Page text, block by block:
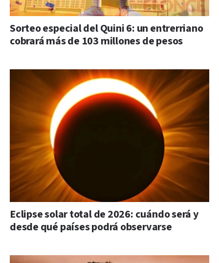
Sorteo especial del Quini 6: un entrerriano
cobrará más de 103 millones de pesos
Eclipse solar total de 2026: cuándo será y
desde qué países podrá observarse